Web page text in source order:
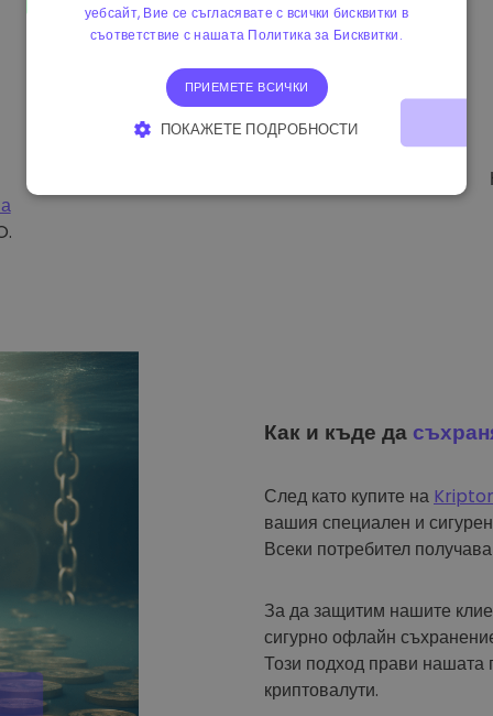
Как и къде да
След като купите на
вашия специален и
Всеки потребител
За да защитим нашите
сигурно офлайн
Този подход прави
криптовалути.
уебсайт, Вие се съгласявате с всички бисквитки в
съответствие с нашата Политика за Бисквитки.
ПРИЕМЕТЕ ВСИЧКИ
ПОКАЖЕТЕ ПОДРОБНОСТИ